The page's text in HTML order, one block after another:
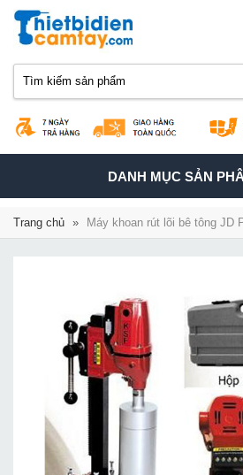
TOGGLE
NAVIGATION
DANH MỤC SẢN
Trang chủ » Máy khoan rút lõi bê tông JD